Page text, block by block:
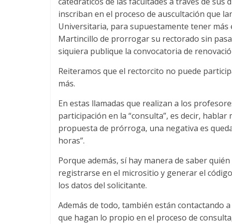
inscriban en el proceso de auscultación que
Universitaria, para supuestamente tener
Martincillo de prorrogar su rectorado sin
siquiera publique la convocatoria de
Reiteramos que el rectorcito no puede
más.
En estas llamadas que realizan a los
participación en la “consulta”, es decir,
propuesta de prórroga, una negativa es
horas”.
Porque además, sí hay manera de saber
registrarse en el micrositio y generar el
los datos del solicitante.
Además de todo, también están contactando
que hagan lo propio en el proceso de